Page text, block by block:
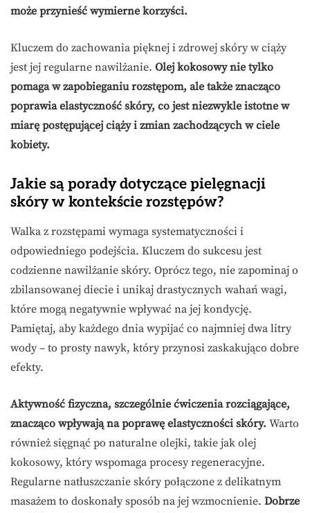
może przynieść wymierne korzyści.
Kluczem do zachowania pięknej i zdrowej skóry w ciąży
jest jej regularne nawilżanie. Olej kokosowy nie tylko
pomaga w zapobieganiu rozstępom, ale także znacząco
poprawia elastyczność skóry, co jest niezwykle istotne w
miarę postępującej ciąży i zmian zachodzących w ciele
kobiety.
Jakie są porady dotyczące pielęgnacji
skóry w kontekście rozstępów?
Walka z rozstępami wymaga systematyczności i
odpowiedniego podejścia. Kluczem do sukcesu jest
codzienne nawilżanie skóry. Oprócz tego, nie zapominaj o
zbilansowanej diecie i unikaj drastycznych wahań wagi,
które mogą negatywnie wpływać na jej kondycję.
Pamiętaj, aby każdego dnia wypijać co najmniej dwa litry
wody – to prosty nawyk, który przynosi zaskakująco dobre
efekty.
Aktywność fizyczna, szczególnie ćwiczenia rozciągające,
znacząco wpływają na poprawę elastyczności skóry. Warto
również sięgnąć po naturalne olejki, takie jak olej
kokosowy, który wspomaga procesy regeneracyjne.
Regularne natłuszczanie skóry połączone z delikatnym
masażem to doskonały sposób na jej wzmocnienie. Dobrze